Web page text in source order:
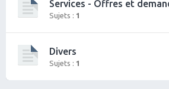
Services - Offres et
Sujets : 1
Divers
Sujets : 1